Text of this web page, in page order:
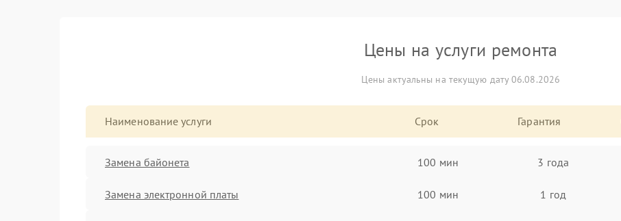
Цены на услуги ремонта
Цены актуальны на текущую дату 06.08.2026
Наименование услуги Срок Гарантия
Замена байонета 100 мин 3 года
Замена электронной платы 100 мин 1 год